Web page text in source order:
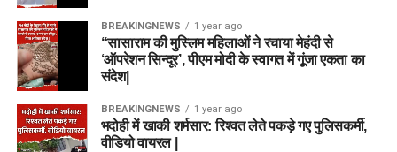
BREAKINGNEWS 1 year ago
“सासाराम की मुस्लिम महिलाओं ने रचाया मेहंदी से
‘ऑपरेशन सिन्दूर’, पीएम मोदी के स्वागत में गूंजा एकता का
संदेश|
BREAKINGNEWS 1 year ago
भदोही में खाकी शर्मसार: रिश्वत लेते पकड़े गए पुलिसकर्मी,
वीडियो वायरल |